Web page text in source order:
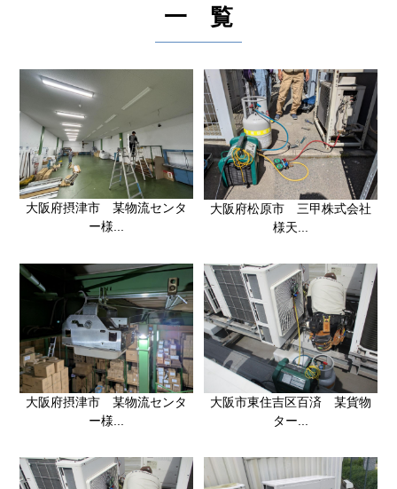
一 覧
大阪府摂津市 某物流センタ
ー様...
大阪府松原市 三甲株式会社
様天...
大阪府摂津市 某物流センタ
ー様...
大阪市東住吉区百済 某貨物
ター...